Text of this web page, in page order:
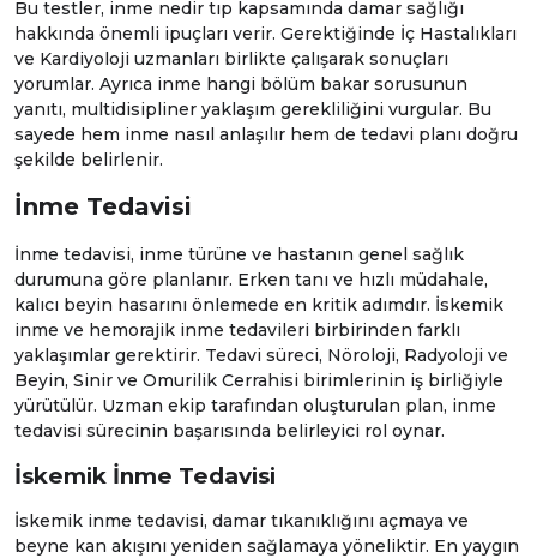
Bu testler, inme nedir tıp kapsamında damar sağlığı
hakkında önemli ipuçları verir. Gerektiğinde İç Hastalıkları
ve Kardiyoloji uzmanları birlikte çalışarak sonuçları
yorumlar. Ayrıca inme hangi bölüm bakar sorusunun
yanıtı, multidisipliner yaklaşım gerekliliğini vurgular. Bu
sayede hem inme nasıl anlaşılır hem de tedavi planı doğru
şekilde belirlenir.
İnme Tedavisi
İnme tedavisi, inme türüne ve hastanın genel sağlık
durumuna göre planlanır. Erken tanı ve hızlı müdahale,
kalıcı beyin hasarını önlemede en kritik adımdır. İskemik
inme ve hemorajik inme tedavileri birbirinden farklı
yaklaşımlar gerektirir. Tedavi süreci, Nöroloji, Radyoloji ve
Beyin, Sinir ve Omurilik Cerrahisi birimlerinin iş birliğiyle
yürütülür. Uzman ekip tarafından oluşturulan plan, inme
tedavisi sürecinin başarısında belirleyici rol oynar.
İskemik İnme Tedavisi
İskemik inme tedavisi, damar tıkanıklığını açmaya ve
beyne kan akışını yeniden sağlamaya yöneliktir. En yaygın